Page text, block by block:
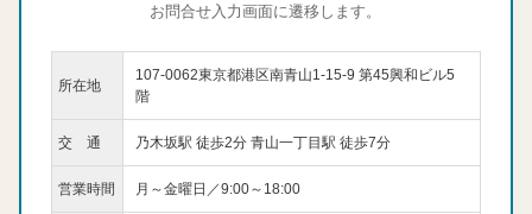
お問合せ入力画面に遷移します。
所在地
107-0062東京都港区南青山1-15-9 第45興和ビル5
階
交 通 乃木坂駅 徒歩2分 青山一丁目駅 徒歩7分
営業時間 月～金曜日／9:00～18:00